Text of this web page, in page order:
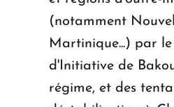
(notamment
Martinique...) par
d'Initiative de
régime, et des